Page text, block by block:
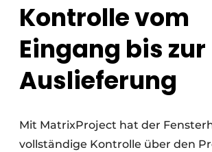
Kontrolle vom
Eingang bis zur
Auslieferung
Mit MatrixProject hat der
vollständige Kontrolle über den